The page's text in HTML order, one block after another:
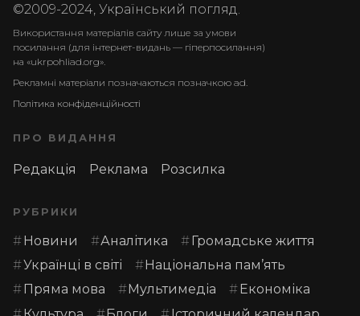
©2009-2024, Український погляд.
Використання матеріалів сайту лише за умови
посилання (для інтернет-видань — гіперпосилання)
на «ukrpohliad.org».
Рекламні матеріали позначаються позначкою ad.
Політика конфіденційності
ПРО ВИДАННЯ
Редакція Реклама Розсилка
РУБРИКИ
Новини Аналітика
Громадське життя
Українці в світі
Національна пам’ять
Пряма мова
Мультимедіа
Економіка